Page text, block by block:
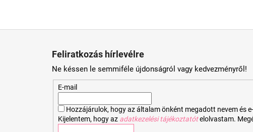
Feliratkozás hírlevélre
Ne késsen le semmiféle újdonságról vagy kedvezményről!
E-mail
Hozzájárulok, hogy az általam önként megadott nevem és
Kijelentem, hogy az adatkezelési tájékoztatót elolvastam.